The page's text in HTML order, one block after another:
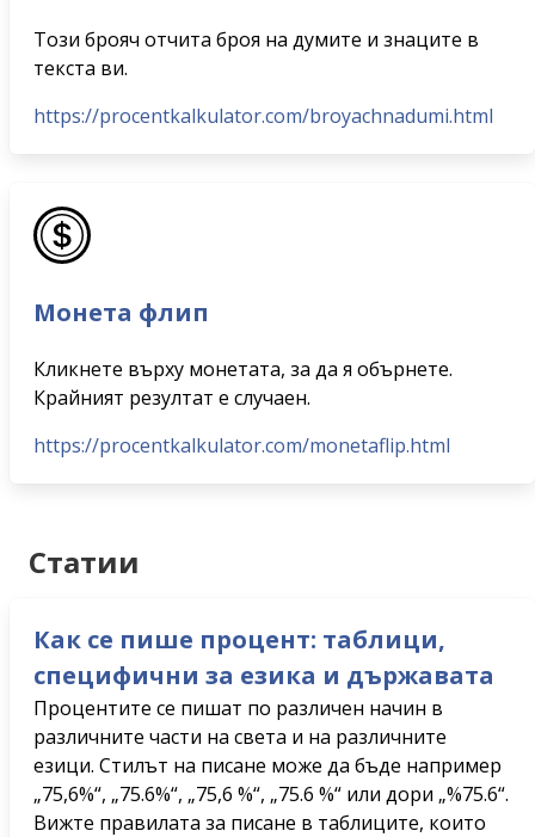
Този брояч отчита броя на думите и знаците в
текста ви.
https://procentkalkulator.com/broyachnadumi.html
Монета флип
Кликнете върху монетата, за да я обърнете.
Крайният резултат е случаен.
https://procentkalkulator.com/monetaflip.html
Статии
Как се пише процент: таблици,
специфични за езика и държавата
Процентите се пишат по различен начин в
различните части на света и на различните
езици. Стилът на писане може да бъде например
„75,6%“, „75.6%“, „75,6 %“, „75.6 %“ или дори „%75.6“.
Вижте правилата за писане в таблиците, които